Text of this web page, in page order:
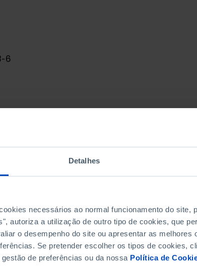
Detalhes
necessários ao normal funcionamento do site,
autoriza a utilização de outro tipo de cookies, que
o desempenho do site ou apresentar as melhores
Se pretender escolher os tipos de cookies,
de preferências ou da nossa Política de
6